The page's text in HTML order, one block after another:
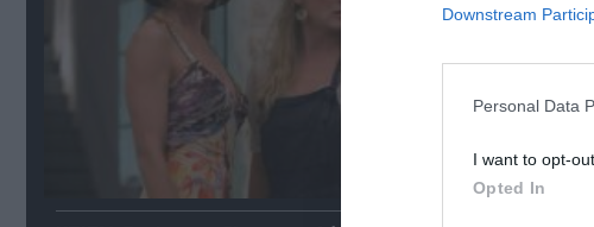
Downstream
Personal Data
I want to opt-
Opted In